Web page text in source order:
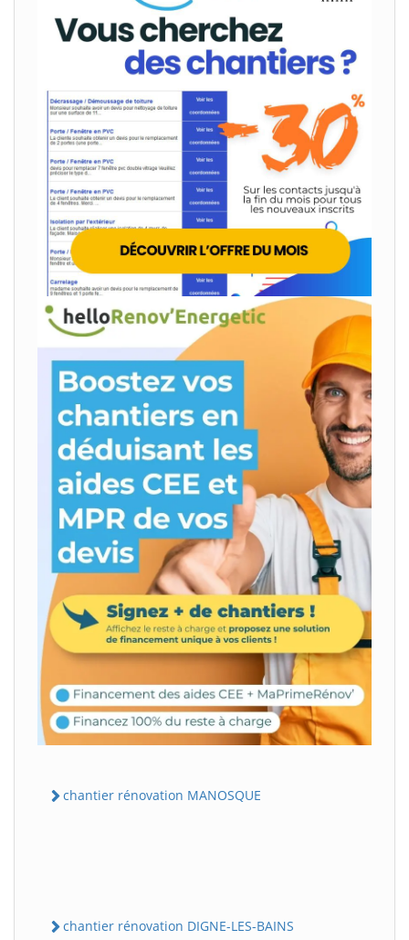
chantier rénovation MANOSQUE
chantier rénovation DIGNE-LES-BAINS